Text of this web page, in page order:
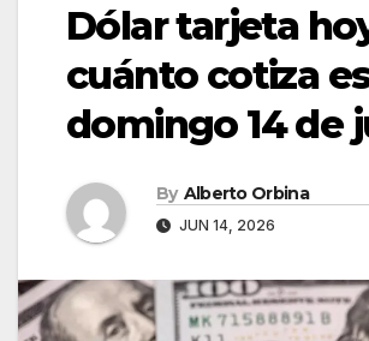
Dólar tarjeta
cuánto cotiza
domingo 14 de
By Alberto Orbina
JUN 14, 2026